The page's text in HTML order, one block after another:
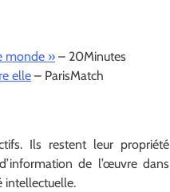
monde » – 20Minutes
elle – ParisMatch
Ils restent leur propriété
de l’œuvre dans
intellectuelle.